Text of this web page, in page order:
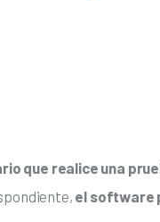
que realice una
el software